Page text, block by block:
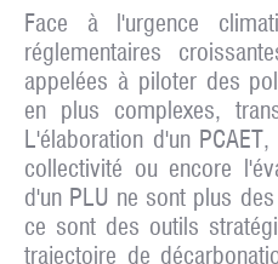
Face à l'urgence
réglementaires
appelées à piloter des
en plus complexes,
L'élaboration d'un PCAET,
collectivité ou encore l'
d'un PLU ne sont plus
ce sont des outils
trajectoire de